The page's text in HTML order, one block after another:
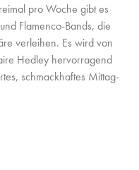
pro Woche gibt es
Flamenco-Bands, die
verleihen. Es wird von
Hedley hervorragend
schmackhaftes Mittag-